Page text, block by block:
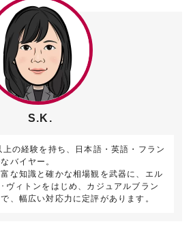
S.K.
の経験を持ち、日本語・英語・フラン
バイヤー。
な知識と確かな相場観を武器に、エル
ヴィトンをはじめ、カジュアルブラン
、幅広い対応力に定評があります。